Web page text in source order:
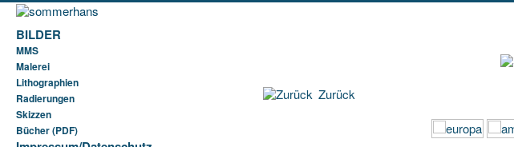
BILDER
MMS
Malerei
Lithographien
Radierungen
Skizzen
Bücher (PDF)
Zurück